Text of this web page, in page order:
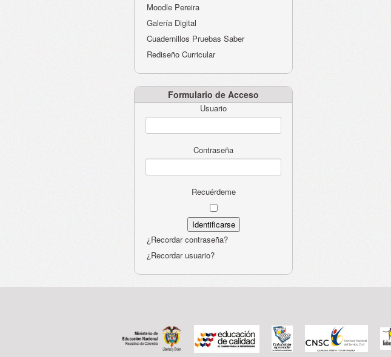
Moodle Pereira
Galería Digital
Cuadernillos Pruebas Saber
Rediseño Curricular
Formulario de Acceso
Usuario
Contraseña
Recuérdeme
¿Recordar contraseña?
¿Recordar usuario?